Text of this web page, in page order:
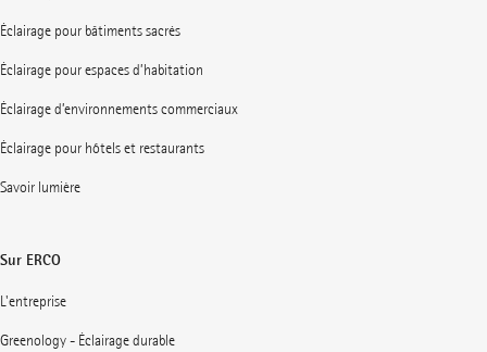
Éclairage pour bâtiments sacrés
Éclairage pour espaces d’habitation
Éclairage d’environnements commerciaux
Éclairage pour hôtels et restaurants
Savoir lumière
Sur ERCO
L'entreprise
Greenology - Éclairage durable